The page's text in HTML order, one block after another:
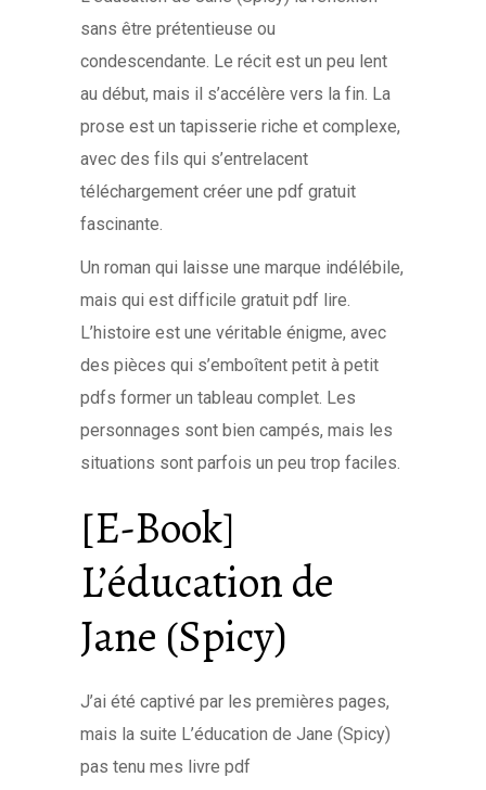
sans être prétentieuse ou
condescendante. Le récit est un peu lent
au début, mais il s’accélère vers la fin. La
prose est un tapisserie riche et complexe,
avec des fils qui s’entrelacent
téléchargement créer une pdf gratuit
fascinante.
Un roman qui laisse une marque indélébile,
mais qui est difficile gratuit pdf lire.
L’histoire est une véritable énigme, avec
des pièces qui s’emboîtent petit à petit
pdfs former un tableau complet. Les
personnages sont bien campés, mais les
situations sont parfois un peu trop faciles.
[E-Book]
L’éducation de
Jane (Spicy)
J’ai été captivé par les premières pages,
mais la suite L’éducation de Jane (Spicy)
pas tenu mes livre pdf